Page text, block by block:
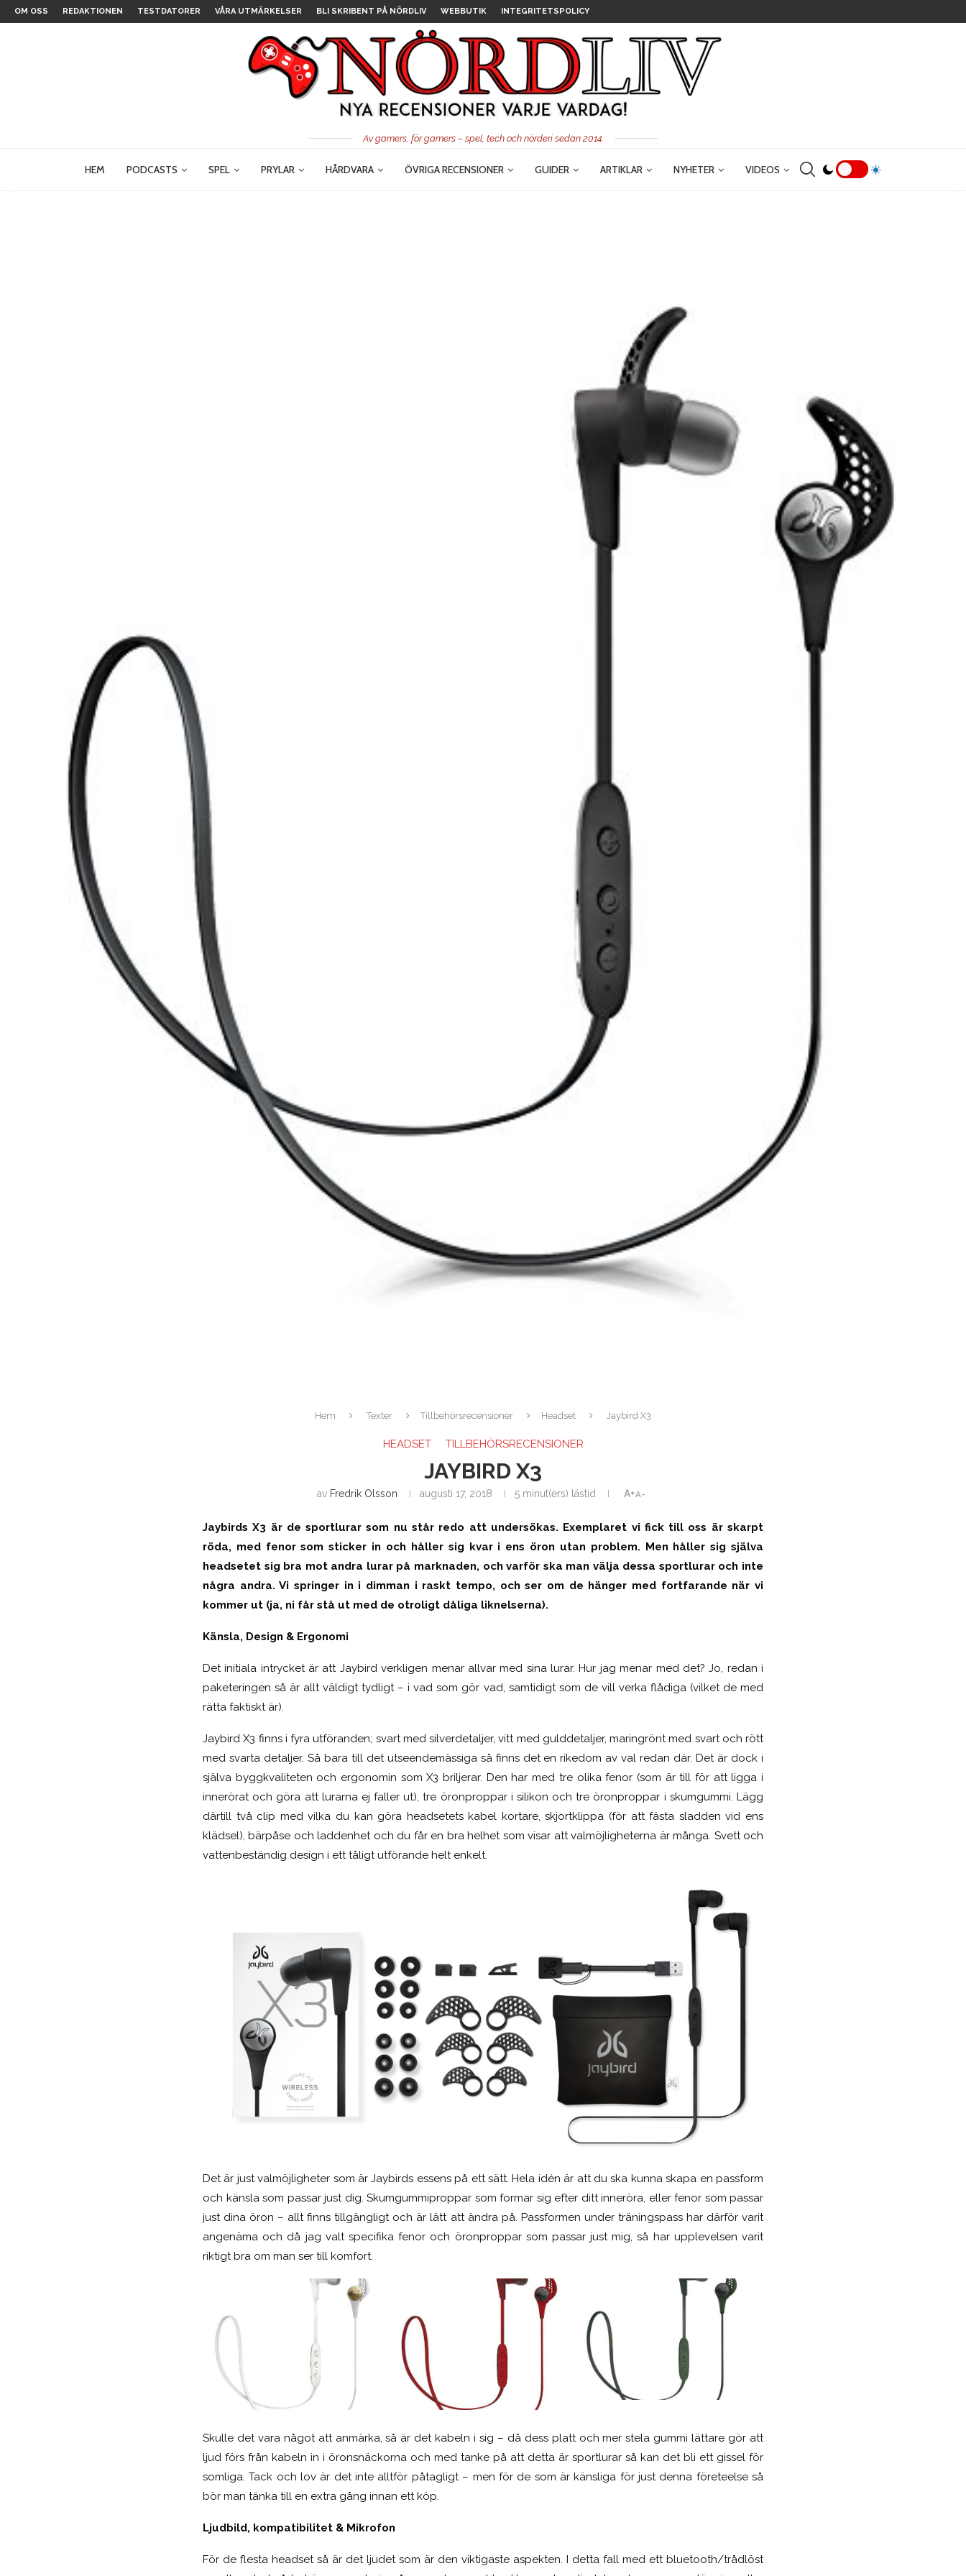
OM OSS REDAKTIONEN TESTDATORER VÅRA UTMÄRKELSER BLI SKRIBENT PÅ NÖRDLIV WEBBUTIK INTEGRITETSPOLICY
Av gamers, för gamers – spel, tech och nörderi sedan 2014.
HEM PODCASTS SPEL PRYLAR HÅRDVARA ÖVRIGA RECENSIONER GUIDER ARTIKLAR NYHETER VIDEOS
Hem Texter Tillbehörsrecensioner Headset Jaybird X3
HEADSET TILLBEHÖRSRECENSIONER
JAYBIRD X3
av Fredrik Olsson augusti 17, 2018 5 minut(ers) lästid A+A-
Jaybirds X3 är de sportlurar som nu står redo att undersökas. Exemplaret vi fick till oss är skarpt
röda, med fenor som sticker in och håller sig kvar i ens öron utan problem. Men håller sig själva
headsetet sig bra mot andra lurar på marknaden, och varför ska man välja dessa sportlurar och inte
några andra. Vi springer in i dimman i raskt tempo, och ser om de hänger med fortfarande när vi
kommer ut (ja, ni får stå ut med de otroligt dåliga liknelserna).
Känsla, Design & Ergonomi
Det initiala intrycket är att Jaybird verkligen menar allvar med sina lurar. Hur jag menar med det? Jo, redan i
paketeringen så är allt väldigt tydligt – i vad som gör vad, samtidigt som de vill verka flådiga (vilket de med
rätta faktiskt är).
Jaybird X3 finns i fyra utföranden; svart med silverdetaljer, vitt med gulddetaljer, maringrönt med svart och rött
med svarta detaljer. Så bara till det utseendemässiga så finns det en rikedom av val redan där. Det är dock i
själva byggkvaliteten och ergonomin som X3 briljerar. Den har med tre olika fenor (som är till för att ligga i
innerörat och göra att lurarna ej faller ut), tre öronproppar i silikon och tre öronproppar i skumgummi. Lägg
därtill två clip med vilka du kan göra headsetets kabel kortare, skjortklippa (för att fästa sladden vid ens
klädsel), bärpåse och laddenhet och du får en bra helhet som visar att valmöjligheterna är många. Svett och
vattenbeständig design i ett tåligt utförande helt enkelt.
Det är just valmöjligheter som är Jaybirds essens på ett sätt. Hela idén är att du ska kunna skapa en passform
och känsla som passar just dig. Skumgummiproppar som formar sig efter ditt inneröra, eller fenor som passar
just dina öron – allt finns tillgängligt och är lätt att ändra på. Passformen under träningspass har därför varit
angenäma och då jag valt specifika fenor och öronproppar som passar just mig, så har upplevelsen varit
riktigt bra om man ser till komfort.
Skulle det vara något att anmärka, så är det kabeln i sig – då dess platt och mer stela gummi lättare gör att
ljud förs från kabeln in i öronsnäckorna och med tanke på att detta är sportlurar så kan det bli ett gissel för
somliga. Tack och lov är det inte alltför påtagligt – men för de som är känsliga för just denna företeelse så
bör man tänka till en extra gång innan ett köp.
Ljudbild, kompatibilitet & Mikrofon
För de flesta headset så är det ljudet som är den viktigaste aspekten. I detta fall med ett bluetooth/trådlöst